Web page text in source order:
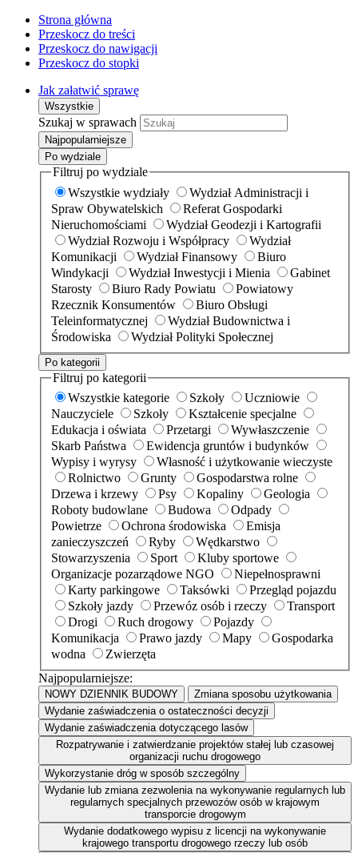
Strona główna
Przeskocz do treści
Przeskocz do nawigacji
Przeskocz do stopki
Jak załatwić sprawę
Wszystkie
Szukaj w sprawach
Najpopularniejsze
Po wydziale
Filtruj po wydziale
Wszystkie wydziały
Wydział Administracji i
Spraw Obywatelskich
Referat Gospodarki
Nieruchomościami
Wydział Geodezji i Kartografii
Wydział Rozwoju i Współpracy
Wydział
Komunikacji
Wydział Finansowy
Biuro
Windykacji
Wydział Inwestycji i Mienia
Gabinet
Starosty
Biuro Rady Powiatu
Powiatowy
Rzecznik Konsumentów
Biuro Obsługi
Teleinformatycznej
Wydział Budownictwa i
Środowiska
Wydział Polityki Społecznej
Po kategorii
Filtruj po kategorii
Wszystkie kategorie
Szkoły
Uczniowie
Nauczyciele
Szkoły
Kształcenie specjalne
Edukacja i oświata
Przetargi
Wywłaszczenie
Skarb Państwa
Ewidencja gruntów i budynków
Wypisy i wyrysy
Własność i użytkowanie wieczyste
Rolnictwo
Grunty
Gospodarstwa rolne
Drzewa i krzewy
Psy Kopaliny
Geologia
Roboty budowlane
Budowa
Odpady
Powietrze
Ochrona środowiska
Emisja
zanieczyszczeń
Ryby
Wędkarstwo
Stowarzyszenia
Sport
Kluby sportowe
Organizacje pozarządowe NGO
Niepełnosprawni
Karty parkingowe
Taksówki
Przegląd pojazdu
Szkoły jazdy
Przewóz osób i rzeczy
Transport
Drogi
Ruch drogowy
Pojazdy
Komunikacja
Prawo jazdy Mapy
Gospodarka
wodna
Zwierzęta
Najpopularniejsze:
NOWY DZIENNIK BUDOWY
Zmiana sposobu użytkowania
Wydanie zaświadczenia o ostateczności decyzji
Wydanie zaświadczenia dotyczącego lasów
Rozpatrywanie i zatwierdzanie projektów stałej lub czasowej
organizacji ruchu drogowego
Wykorzystanie dróg w sposób szczególny
Wydanie lub zmiana zezwolenia na wykonywanie regularnych lub
regularnych specjalnych przewozów osób w krajowym
transporcie drogowym
Wydanie dodatkowego wypisu z licencji na wykonywanie
krajowego transportu drogowego rzeczy lub osób